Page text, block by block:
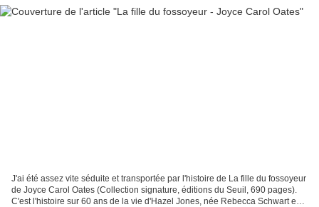
J'ai été assez vite séduite et transportée par l'histoire de La fille du fossoyeur
de Joyce Carol Oates (Collection signature, éditions du Seuil, 690 pages).
C'est l'histoire sur 60 ans de la vie d'Hazel Jones, née Rebecca Schwart en